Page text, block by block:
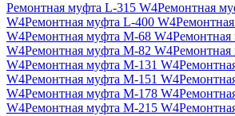
Ремонтная муфта L-315 W4Ремонтная
W4Ремонтная муфта L-400 W4
W4Ремонтная муфта M-68 W4
W4Ремонтная муфта M-82 W4
W4Ремонтная муфта M-131 W4
W4Ремонтная муфта M-151 W4
W4Ремонтная муфта M-178 W4
W4Ремонтная муфта M-215 W4